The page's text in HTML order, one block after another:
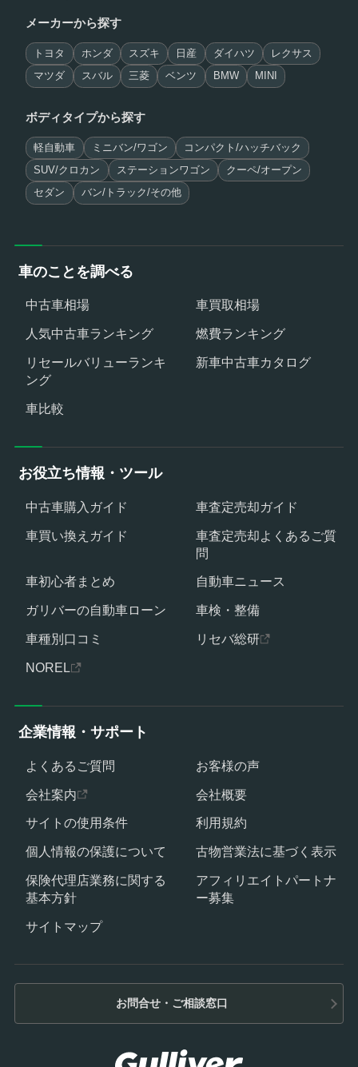
メーカーから探す
トヨタ ホンダ スズキ 日産 ダイハツ レクサス
マツダ スバル 三菱 ベンツ BMW MINI
ボディタイプから探す
軽自動車 ミニバン/ワゴン コンパクト/ハッチバック
SUV/クロカン ステーションワゴン クーペ/オープン
セダン バン/トラック/その他
車のことを調べる
中古車相場
車買取相場
人気中古車ランキング
燃費ランキング
リセールバリューランキ
ング
新車中古車カタログ
車比較
お役立ち情報・ツール
中古車購入ガイド
車査定売却ガイド
車買い換えガイド
車査定売却よくあるご質
問
車初心者まとめ
自動車ニュース
ガリバーの自動車ローン
車検・整備
車種別口コミ
リセバ総研
NOREL
お問合せ・ご相談窓口
企業情報・サポート
よくあるご質問
お客様の声
会社案内
会社概要
サイトの使用条件
利用規約
個人情報の保護について
古物営業法に基づく表示
保険代理店業務に関する
基本方針
アフィリエイトパートナ
ー募集
サイトマップ